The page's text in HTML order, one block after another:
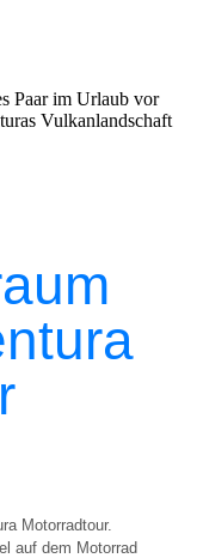
Motorradtour.
auf dem Motorrad